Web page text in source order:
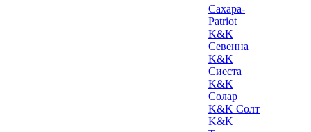
Сахара-
Patriot
K&K
Севенна
K&K
Сиеста
K&K
Солар
K&K Солт
K&K